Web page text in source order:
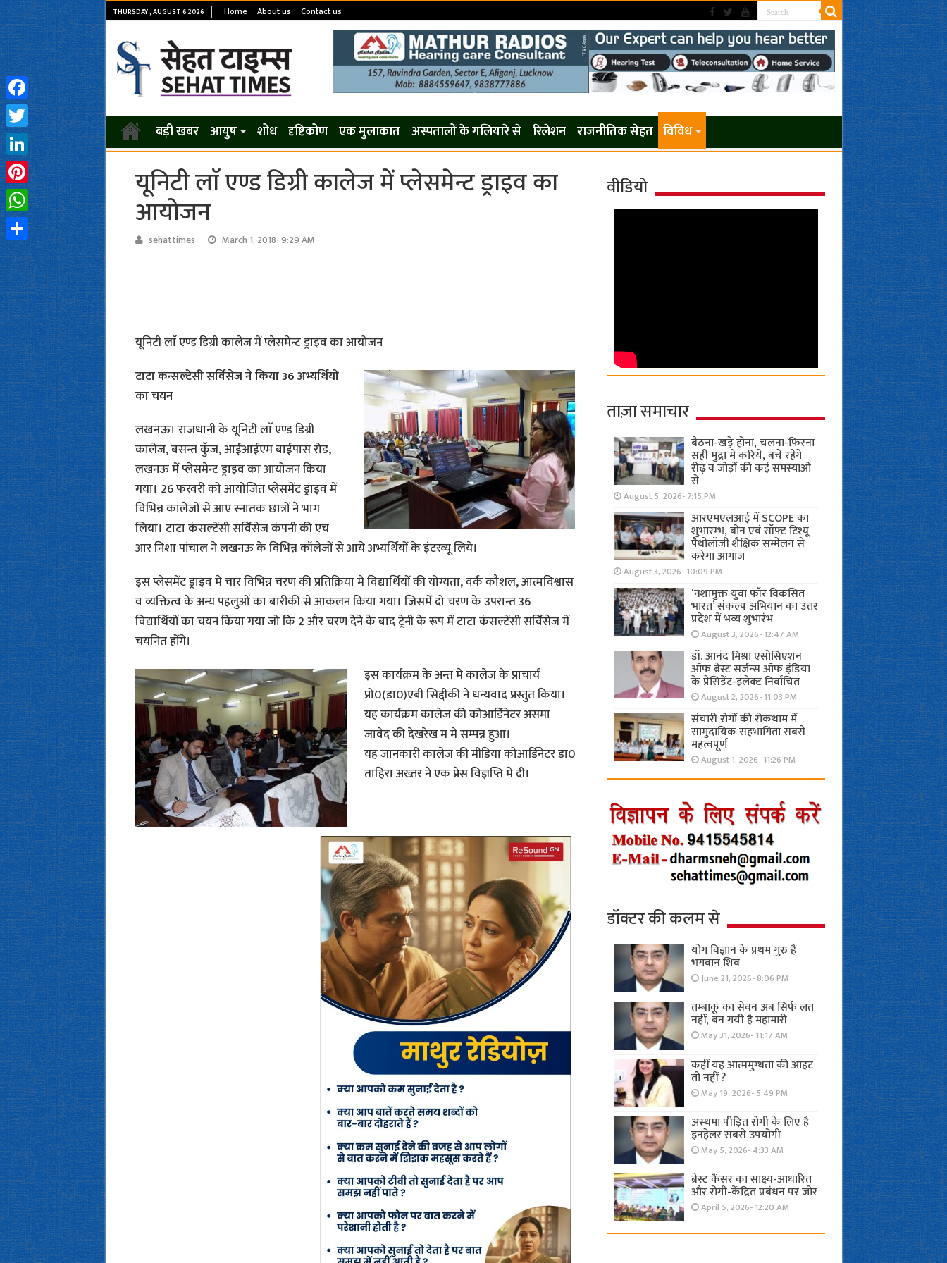
THURSDAY , AUGUST 6 2026 Home About us Contact us
बड़ी खबर आयुष शोध दृष्टिकोण एक मुलाकात अस्पतालों के गलियारे से रिलेशन राजनीतिक सेहत विविध
यूनिटी लाॅ एण्ड डिग्री कालेज में प्लेसमेन्ट ड्राइव का
आयोजन
sehattimes March 1, 2018- 9:29 AM
यूनिटी लाॅ एण्ड डिग्री कालेज में प्लेसमेन्ट ड्राइव का आयोजन
टाटा कन्सल्टेंसी सर्विसेज ने किया 36 अभ्यर्थियों
का चयन
लखनऊ। राजधानी के यूनिटी लाॅ एण्ड डिग्री
कालेज, बसन्त कुॅज, आईआईएम बाईपास रोड,
लखनऊ में प्लेसमेन्ट ड्राइव का आयोजन किया
गया। 26 फरवरी को आयोजित प्लेसमेंट ड्राइव में
विभिन्न कालेजों से आए स्नातक छात्रों ने भाग
लिया। टाटा कंसल्टेंसी सर्विसेज कंपनी की एच
आर निशा पांचाल ने लखनऊ के विभिन्न कॉलेजों से आये अभ्यर्थियों के इंटरव्यू लिये।
इस प्लेसमेंट ड्राइव मे चार विभिन्न चरण की प्रतिक्रिया मे विद्यार्थियों की योग्यता, वर्क कौशल, आत्मविश्वास
व व्यक्तित्व के अन्य पहलुओं का बारीकी से आकलन किया गया। जिसमें दो चरण के उपरान्त 36
विद्यार्थियों का चयन किया गया जो कि 2 और चरण देने के बाद ट्रेनी के रूप में टाटा कंसल्टेंसी सर्विसेज में
चयनित होंगे।
इस कार्यक्रम के अन्त मे कालेज के प्राचार्य
प्रो0(डा0)एबी सिद्दीकी ने धन्यवाद प्रस्तुत किया।
यह कार्यक्रम कालेज की कोआर्डिनेटर असमा
जावेद की देखरेख म मे सम्पन्न हुआ।
यह जानकारी कालेज की मीडिया कोआर्डिनेटर डा0
ताहिरा अख्तर ने एक प्रेस विज्ञप्ति मे दी।
वीडियो
ताज़ा समाचार
बैठना-खड़े होना, चलना-फिरना
सही मुद्रा में करिये, बचे रहेंगे
रीढ़ व जोड़ों की कई समस्याओं
से
August 5, 2026- 7:15 PM
आरएमएलआई में SCOPE का
शुभारम्भ, बोन एवं सॉफ्ट टिश्यू
पैथोलॉजी शैक्षिक सम्मेलन से
करेगा आगाज
August 3, 2026- 10:09 PM
‘नशामुक्त युवा फॉर विकसित
भारत’ संकल्प अभियान का उत्तर
प्रदेश में भव्य शुभारंभ
August 3, 2026- 12:47 AM
डॉ. आनंद मिश्रा एसोसिएशन
ऑफ ब्रेस्ट सर्जन्स ऑफ इंडिया
के प्रेसिडेंट-इलेक्ट निर्वाचित
August 2, 2026- 11:03 PM
संचारी रोगों की रोकथाम में
सामुदायिक सहभागिता सबसे
महत्वपूर्ण
August 1, 2026- 11:26 PM
डॉक्टर की कलम से
योग विज्ञान के प्रथम गुरु हैं
भगवान शिव
June 21, 2026- 8:06 PM
तम्बाकू का सेवन अब सिर्फ लत
नहीं, बन गयी है महामारी
May 31, 2026- 11:17 AM
कहीं यह आत्ममुग्धता की आहट
तो नहीं ?
May 19, 2026- 5:49 PM
अस्थमा पीड़ित रोगी के लिए है
इनहेलर सबसे उपयोगी
May 5, 2026- 4:33 AM
ब्रेस्ट कैंसर का साक्ष्य-आधारित
और रोगी-केंद्रित प्रबंधन पर जोर
April 5, 2026- 12:20 AM
Facebook
Twitter
LinkedIn
Pinterest
WhatsApp
Share